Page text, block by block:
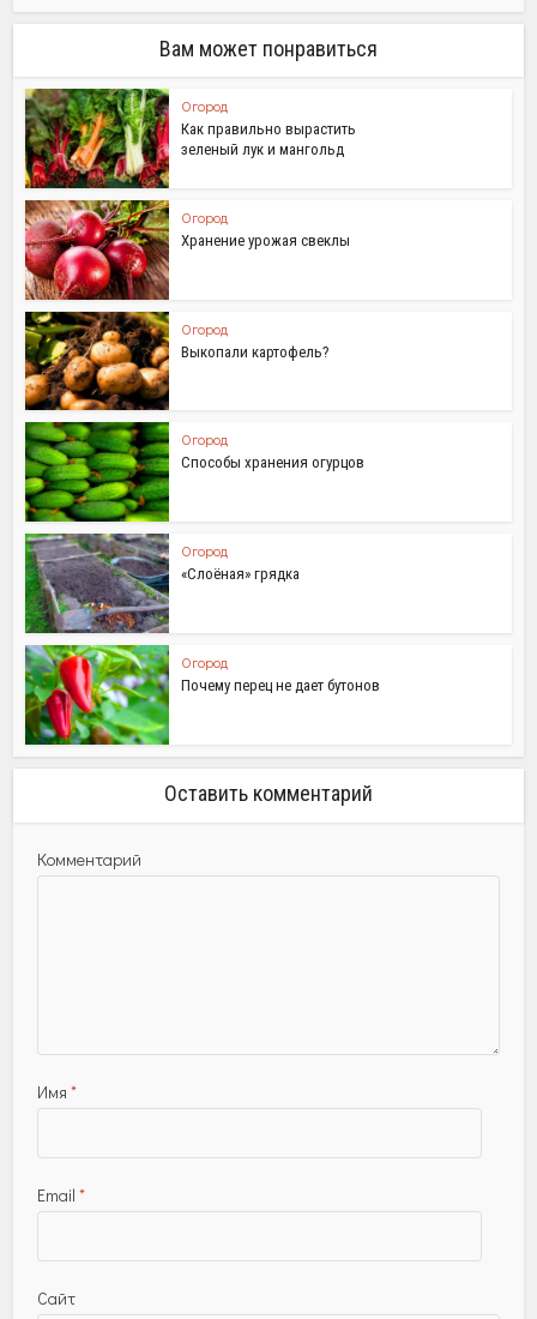
Вам может понравиться
Огород
Как правильно вырастить
зеленый лук и мангольд
Огород
Хранение урожая свеклы
Огород
Выкопали картофель?
Огород
Способы хранения огурцов
Огород
«Слоёная» грядка
Огород
Почему перец не дает бутонов
Оставить комментарий
Комментарий
Имя *
Email *
Сайт